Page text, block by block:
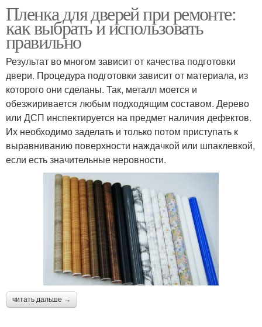
Пленка для дверей при ремонте:
как выбрать и использовать
правильно
Результат во многом зависит от качества подготовки
двери. Процедура подготовки зависит от материала, из
которого они сделаны. Так, металл моется и
обезжиривается любым подходящим составом. Дерево
или ДСП инспектируется на предмет наличия дефектов.
Их необходимо заделать и только потом приступать к
выравниванию поверхности наждачкой или шпаклевкой,
если есть значительные неровности.
читать дальше →